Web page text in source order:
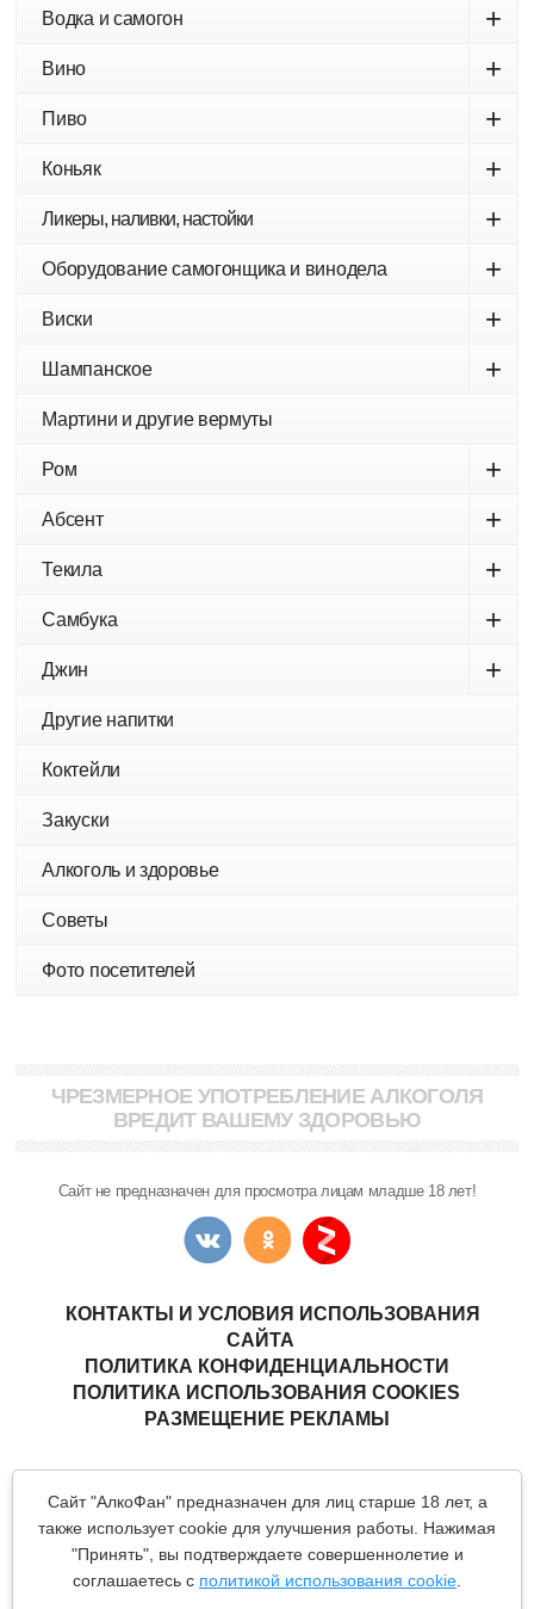
Сайт "АлкоФан" предназначен для лиц старше 18 лет, а
также использует cookie для улучшения работы. Нажимая
"Принять", вы подтверждаете совершеннолетие и
соглашаетесь с политикой использования cookie
Водка и самогон +
Вино +
Пиво +
Коньяк +
Ликеры, наливки, настойки +
Оборудование самогонщика и винодела +
Виски +
Шампанское +
Мартини и другие вермуты
Ром +
Абсент +
Текила +
Самбука +
Джин +
Другие напитки
Коктейли
Закуски
Алкоголь и здоровье
Советы
Фото посетителей
ЧРЕЗМЕРНОЕ УПОТРЕБЛЕНИЕ АЛКОГОЛЯ
ВРЕДИТ ВАШЕМУ ЗДОРОВЬЮ
Сайт не предназначен для просмотра лицам младше 18 лет!
КОНТАКТЫ И УСЛОВИЯ ИСПОЛЬЗОВАНИЯ
САЙТА
ПОЛИТИКА КОНФИДЕНЦИАЛЬНОСТИ
ПОЛИТИКА ИСПОЛЬЗОВАНИЯ COOKIES
РАЗМЕЩЕНИЕ РЕКЛАМЫ
напитков.
Все материалы данного сайта являются объектами авторского
права (в том числе дизайн). Запрещается копирование,
распространение (в том числе путем копирования на другие
сайты и ресурсы в Интернете) или любое иное использование